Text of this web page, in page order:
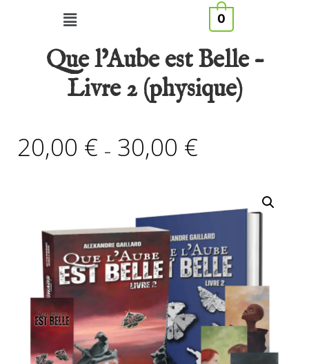
0
Que l’Aube est Belle –
Livre 2 (physique)
20,00 € – 30,00 €